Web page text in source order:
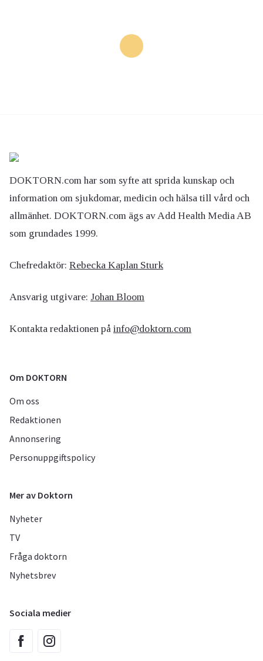
DOKTORN.com har som syfte att sprida kunskap och
information om sjukdomar, medicin och hälsa till vård och
allmänhet. DOKTORN.com ägs av Add Health Media AB
som grundades 1999.
Chefredaktör: Rebecka Kaplan Sturk
Ansvarig utgivare: Johan Bloom
Kontakta redaktionen på info@doktorn.com
Om DOKTORN
Om oss
Redaktionen
Annonsering
Personuppgiftspolicy
Mer av Doktorn
Nyheter
TV
Fråga doktorn
Nyhetsbrev
Sociala medier